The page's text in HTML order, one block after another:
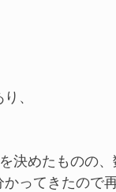
、
決めたものの
ってきたので